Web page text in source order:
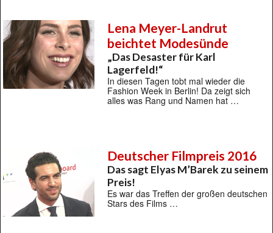
Lena Meyer-Landrut
beichtet Modesünde
„Das Desaster für Karl
Lagerfeld!“
In diesen Tagen tobt mal wieder die
Fashion Week in Berlin! Da zeigt sich
alles was Rang und Namen hat …
Deutscher Filmpreis 2016
Das sagt Elyas M’Barek zu seinem
Preis!
Es war das Treffen der großen deutschen
Stars des Films …